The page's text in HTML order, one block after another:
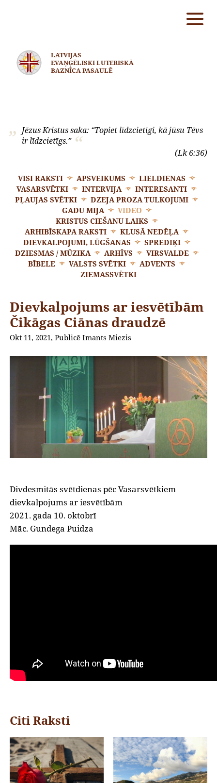
LATVIJAS
EVAŅĢĒLISKI LUTERISKĀ
BAZNĪCA PASAULĒ
Jēzus Kristus saka: “Topiet līdzcietīgi, kā jūsu Tēvs
ir līdzcietīgs.”
(Lk 6:36)
VISI RAKSTI APSVEIKUMS
LIELDIENAS
VASARSVĒTKI
INTERVIJA
INTERESANTI
PĻAUJAS SVĒTKI
DZEJA PROZA TULKOJUMI
GADU MIJA
VIDEO
KRISTUS CIEŠANU LAIKS
ARHIBĪSKAPA RAKSTI
KLUSĀ NEDĒĻA
DIEVKALPOJUMI, LŪGŠANAS
SPREDIĶI
DZIESMAS / MŪZIKA
ARHĪVS
VIRSVALDE
BĪBELE
VALSTS SVĒTKI
ADVENTS
ZIEMASSVĒTKI
Dievkalpojums ar iesvētībām
Čikāgas Ciānas draudzē
Okt 11, 2021, Publicē Imants Miezis
Divdesmitās svētdienas pēc Vasarsvētkiem
dievkalpojums ar iesvētībām
2021. gada 10. oktobrī
Māc. Gundega Puidza
Citi Raksti